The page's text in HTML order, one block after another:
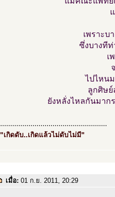
เพราะบ
ซึ่งบางทีท่
เ
ไปไหน
ลูกศิษย์
ยังหลั่งไหลกันมาก
.....................................................
"เกิดดับ..เกิดแล้วไม่ดับไม่มี"
เมื่อ: 01 ก.ย. 2011, 20:29